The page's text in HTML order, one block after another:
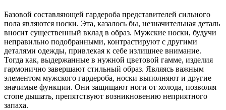
Базовой составляющей гардероба представителей сильного
пола являются носки. Эта, казалось бы, незначительная деталь
вносит существенный вклад в образ. Мужские носки, будучи
неправильно подобранными, контрастируют с другими
деталями одежды, привлекая к себе излишнее внимание.
Тогда как, выдержанные в нужной цветовой гамме, изделия
гармонично завершают стильный образ. Являясь важным
элементом мужского гардероба, носки выполняют и другие
значимые функции. Они защищают ноги от холода, позволяя
стопе дышать, препятствуют возникновению неприятного
запаха.